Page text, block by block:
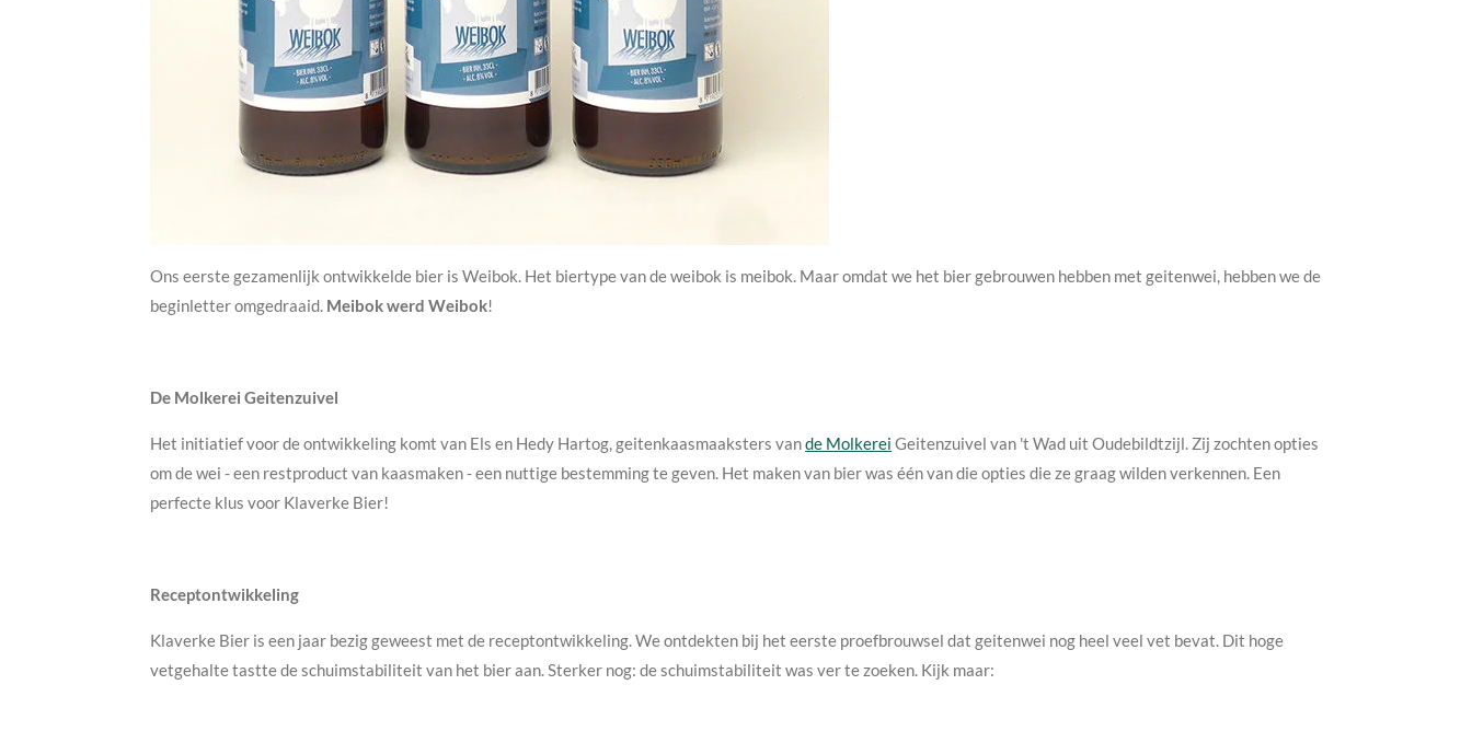
Ons eerste gezamenlijk ontwikkelde bier is Weibok. Het biertype van de weibok is meibok. Maar omdat we het bier gebrouwen hebben met geitenwei, hebben we de
beginletter omgedraaid. Meibok werd Weibok!
De Molkerei Geitenzuivel
Het initiatief voor de ontwikkeling komt van Els en Hedy Hartog, geitenkaasmaaksters vande Molkerei Geitenzuivel van 't Wad uit Oudebildtzijl. Zij zochten opties
om de wei - een restproduct van kaasmaken - een nuttige bestemming te geven. Het maken van bier was één van die opties die ze graag wilden verkennen. Een
perfecte klus voor Klaverke Bier!
Receptontwikkeling
Klaverke Bier is een jaar bezig geweest met de receptontwikkeling. We ontdekten bij het eerste proefbrouwsel dat geitenwei nog heel veel vet bevat. Dit hoge
vetgehalte tastte de schuimstabiliteit van het bier aan. Sterker nog: de schuimstabiliteit was ver te zoeken. Kijk maar: